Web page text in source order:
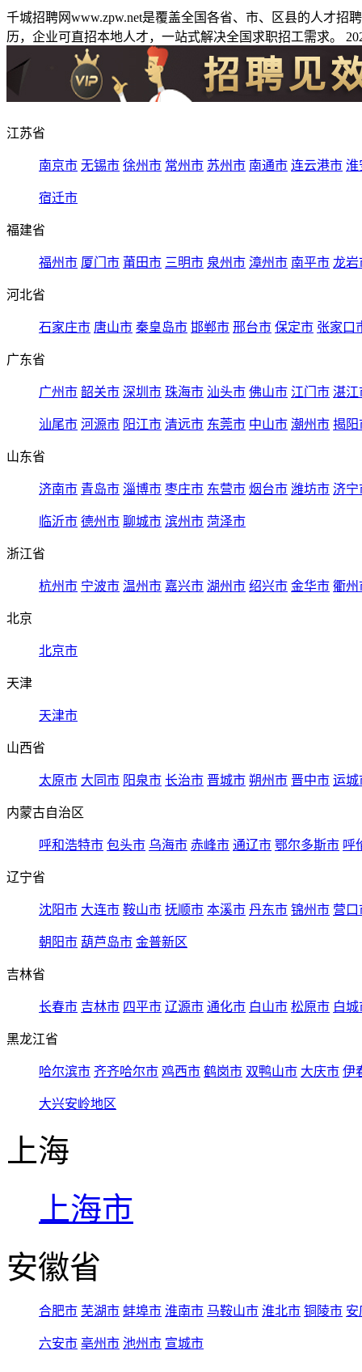
千城招聘网www.zpw.net是覆盖全国各省、市、区县的人才
历，企业可直招本地人才，一站式解决全国求职招工需求。
江苏省
南京市 无锡市 徐州市 常州市 苏州市 南通市 连云港市 淮
宿迁市
福建省
福州市 厦门市 莆田市 三明市 泉州市 漳州市 南平市 龙岩
河北省
石家庄市 唐山市 秦皇岛市 邯郸市 邢台市 保定市 张家口
广东省
广州市 韶关市 深圳市 珠海市 汕头市 佛山市 江门市 湛江
汕尾市 河源市 阳江市 清远市 东莞市 中山市 潮州市 揭阳
山东省
济南市 青岛市 淄博市 枣庄市 东营市 烟台市 潍坊市 济宁
临沂市 德州市 聊城市 滨州市 菏泽市
浙江省
杭州市 宁波市 温州市 嘉兴市 湖州市 绍兴市 金华市 衢州
北京
北京市
天津
天津市
山西省
太原市 大同市 阳泉市 长治市 晋城市 朔州市 晋中市 运城
内蒙古自治区
呼和浩特市 包头市 乌海市 赤峰市 通辽市 鄂尔多斯市 呼
辽宁省
沈阳市 大连市 鞍山市 抚顺市 本溪市 丹东市 锦州市 营口
朝阳市 葫芦岛市 金普新区
吉林省
长春市 吉林市 四平市 辽源市 通化市 白山市 松原市 白城
黑龙江省
哈尔滨市 齐齐哈尔市 鸡西市 鹤岗市 双鸭山市 大庆市 伊
大兴安岭地区
上海
上海市
安徽省
合肥市 芜湖市 蚌埠市 淮南市 马鞍山市 淮北市 铜陵市 安
六安市 亳州市 池州市 宣城市